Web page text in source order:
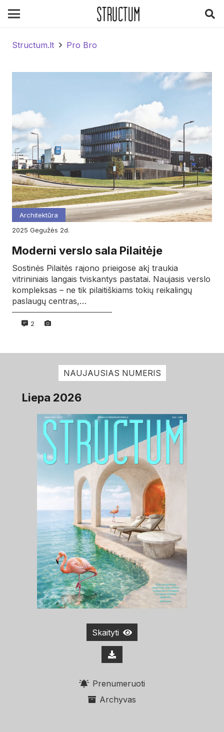
Structum.lt Pro Bro
Architektūra
2025
gegužės 2d.
Moderni verslo sala Pilaitėje
Sostinės Pilaitės rajono prieigose akį traukia
vitrininiais langais tviskantys pastatai. Naujasis verslo
kompleksas – ne tik pilaitiškiams tokių reikalingų
paslaugų centras,…
2
NAUJAUSIAS NUMERIS
Liepa 2026
Skaityti
Prenumeruoti
Archyvas